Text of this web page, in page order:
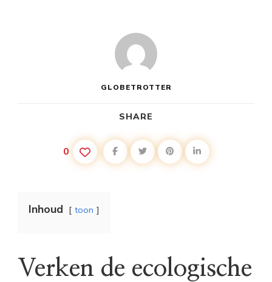
GLOBETROTTER
SHARE
0
Inhoud toon
Verken de ecologische